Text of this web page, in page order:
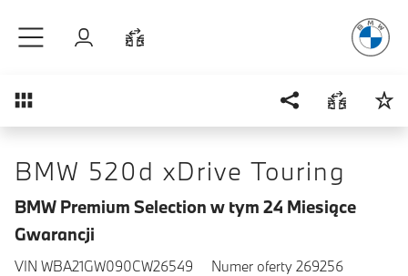
Zaloguj się
Przegląd
BMW 520d xDrive Touring
BMW Premium Selection w tym 24 Miesiące
Gwarancji
VIN WBA21GW090CW26549
Numer oferty 269256